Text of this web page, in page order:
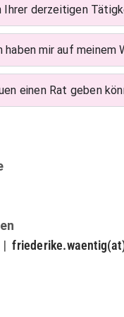
Ihrer derzeitigen
mir auf meinem
einen Rat geben
|